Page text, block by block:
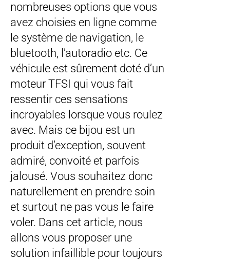
nombreuses options que vous
avez choisies en ligne comme
le système de navigation, le
bluetooth, l’autoradio etc. Ce
véhicule est sûrement doté d’un
moteur TFSI qui vous fait
ressentir ces sensations
incroyables lorsque vous roulez
avec. Mais ce bijou est un
produit d’exception, souvent
admiré, convoité et parfois
jalousé. Vous souhaitez donc
naturellement en prendre soin
et surtout ne pas vous le faire
voler. Dans cet article, nous
allons vous proposer une
solution infaillible pour toujours